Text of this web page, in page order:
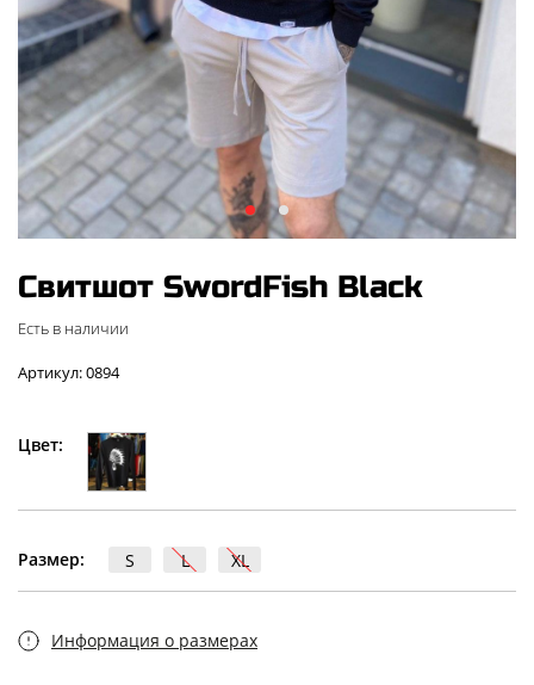
Свитшот SwordFish Black
Есть в наличии
Артикул: 0894
Цвет:
Размер: S L XL
Информация о размерах